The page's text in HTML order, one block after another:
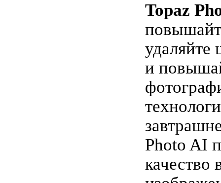
Topaz
удаляйте
и
Photo AI
качество